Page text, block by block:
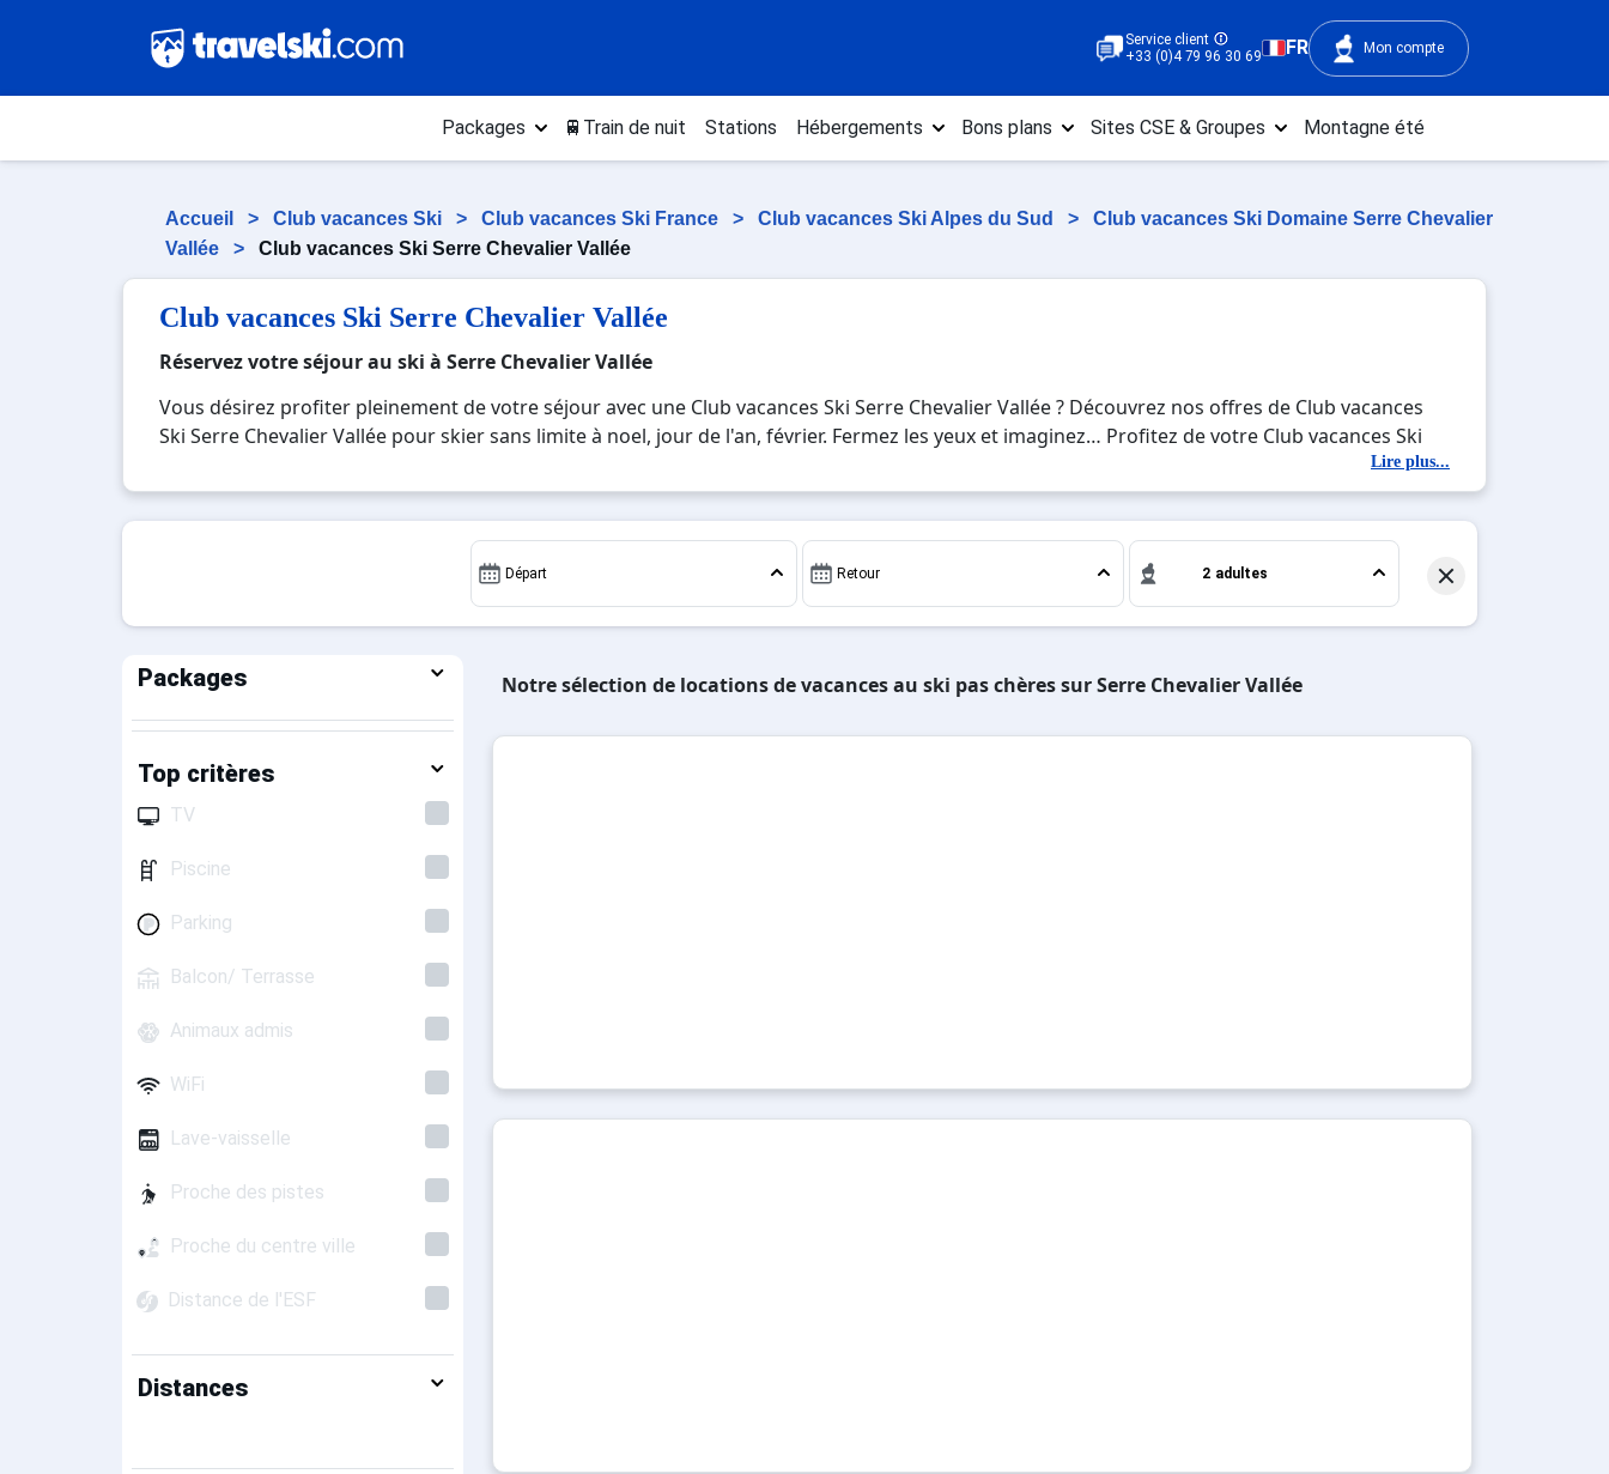
Service client
+33 (0)4 79 96 30 69
FR Mon compte
Packages 🚆Train de nuit Stations Hébergements Bons plans Sites CSE & Groupes Montagne été
Accueil > Club vacances Ski > Club vacances Ski France > Club vacances Ski Alpes du Sud >
Club vacances Ski Domaine Serre Chevalier
Vallée
> Club vacances Ski Serre Chevalier Vallée
Club vacances Ski Serre Chevalier Vallée
Réservez votre séjour au ski à Serre Chevalier Vallée
Vous désirez profiter pleinement de votre séjour avec une Club vacances Ski Serre Chevalier Vallée ? Découvrez nos offres de Club vacances
Ski Serre Chevalier Vallée pour skier sans limite à noel, jour de l'an, février. Fermez les yeux et imaginez… Profitez de votre Club vacances Ski
Serre Chevalier Vallée, une station réputée et moderne où vous pourrez mêler les plaisirs de la glisse sur les pistes de ski et des activités en
totale immersion avec la beauté des paysages montagnards. Pour un week-end ou pour 7 jours en Club vacances Ski Serre Chevalier Vallée ,
en famille ou entre amis, c'est l'occasion parfaite pour créer des souvenirs uniques de vos vacances au ski.
Lire plus...
Départ Retour 2 adultes
Packages
Top critères
TV
Piscine
Parking
Balcon/ Terrasse
Animaux admis
WiFi
Lave-vaisselle
Proche des pistes
Proche du centre ville
Distance de l'ESF
Distances
Notre sélection de locations de vacances au ski pas chères sur Serre Chevalier Vallée